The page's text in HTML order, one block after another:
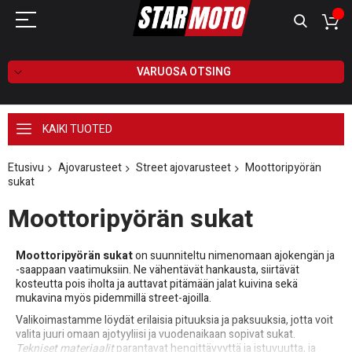
VARUOSA OTSING
KAIKI TUOTED
Etusivu Ajovarusteet Street ajovarusteet
Moottoripyörän
sukat
Moottoripyörän sukat
Moottoripyörän sukaton suunniteltu nimenomaan ajokengän ja
-saappaan vaatimuksiin. Ne vähentävät hankausta, siirtävät
kosteutta pois iholta ja auttavat pitämään jalat kuivina sekä
mukavina myös pidemmillä street-ajoilla.
Valikoimastamme löydät erilaisia pituuksia ja paksuuksia, jotta voit
valita juuri omaan ajotyyliisi ja vuodenaikaan sopivat sukat.
Tekniset materiaalitparantavat hengittävyyttä ja istuvuutta, ja